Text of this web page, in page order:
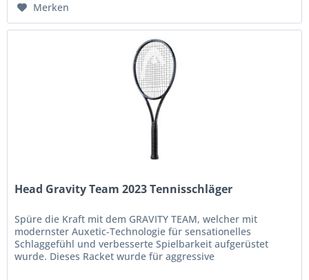
Merken
Head Gravity Team 2023 Tennisschläger
Spüre die Kraft mit dem GRAVITY TEAM, welcher mit
modernster Auxetic-Technologie für sensationelles
Schlaggefühl und verbesserte Spielbarkeit aufgerüstet
wurde. Dieses Racket wurde für aggressive